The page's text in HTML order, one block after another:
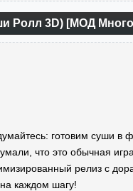
Ролл 3D) [МОД
готовим суши в
что это обычная
релиз с
каждом шагу!